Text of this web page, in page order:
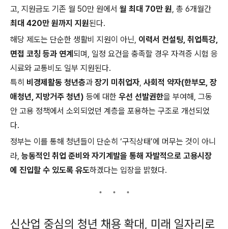
고, 지원금도 기존 월 50만 원에서 월 최대 70만 원, 총 6개월간
최대 420만 원까지 지원된다.
해당 제도는 단순한 생활비 지원이 아닌, 이력서 컨설팅, 취업특강,
면접 코칭 등과 연계 되며, 일정 요건을 충족할 경우 자격증 시험 응
시료와 교통비도 일부 지원된다.
특히 비경제활동 청년층과 장기 미취업자, 사회적 약자(한부모, 장
애청년, 지방거주 청년) 등에 대한 우선 선발권한을 부여해, 그동
안 고용 정책에서 소외되었던 계층을 포용하는 구조로 개선되었
다.
정부는 이를 통해 청년들이 단순히 ‘구직상태’에 머무는 것이 아니
라, 능동적인 취업 준비와 자기계발을 통해 자발적으로 고용시장
에 진입할 수 있도록 유도하겠다는 입장을 밝혔다.
신산업 중심의 청년 채용 확대, 미래 일자리로